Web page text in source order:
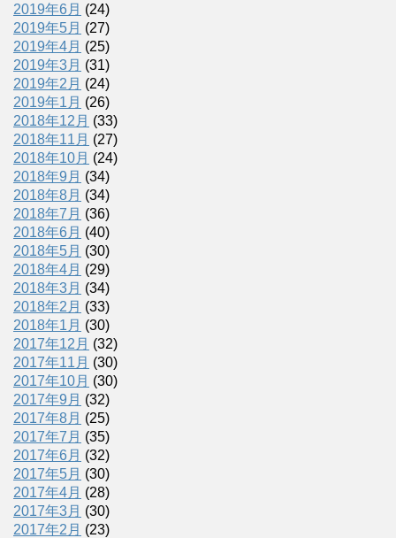
2019年6月 (24)
2019年5月 (27)
2019年4月 (25)
2019年3月 (31)
2019年2月 (24)
2019年1月 (26)
2018年12月 (33)
2018年11月 (27)
2018年10月 (24)
2018年9月 (34)
2018年8月 (34)
2018年7月 (36)
2018年6月 (40)
2018年5月 (30)
2018年4月 (29)
2018年3月 (34)
2018年2月 (33)
2018年1月 (30)
2017年12月 (32)
2017年11月 (30)
2017年10月 (30)
2017年9月 (32)
2017年8月 (25)
2017年7月 (35)
2017年6月 (32)
2017年5月 (30)
2017年4月 (28)
2017年3月 (30)
2017年2月 (23)